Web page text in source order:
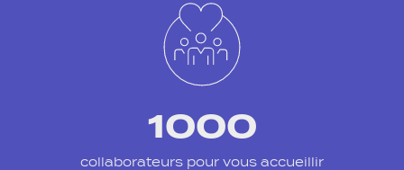
1000
collaborateurs pour vous accueillir